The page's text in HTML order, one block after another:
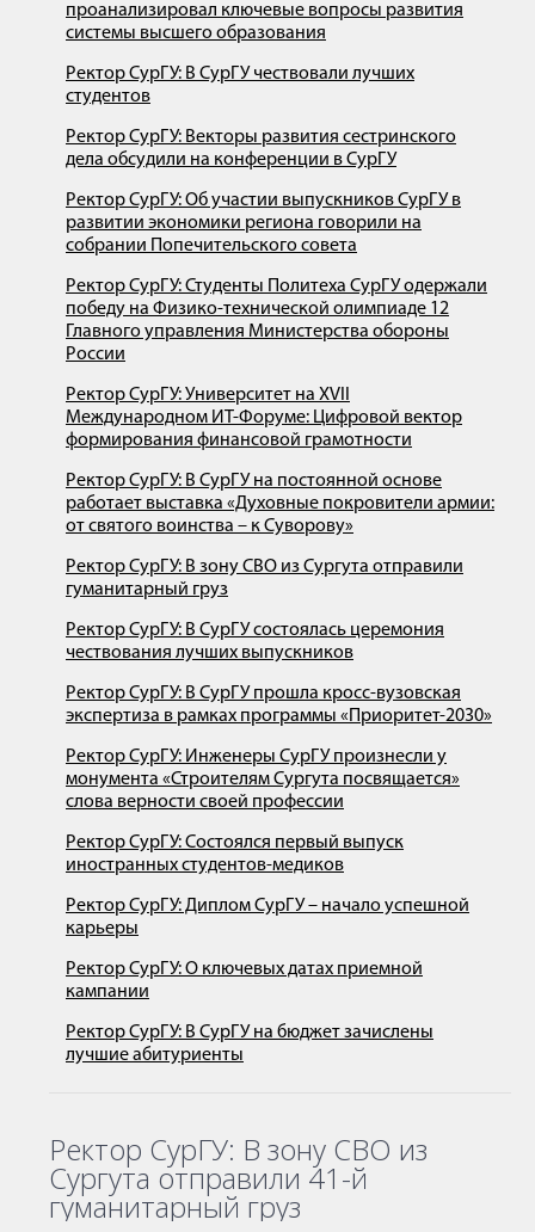
проанализировал ключевые вопросы развития
системы высшего образования
Ректор СурГУ: В СурГУ чествовали лучших
студентов
Ректор СурГУ: Векторы развития сестринского
дела обсудили на конференции в СурГУ
Ректор СурГУ: Об участии выпускников СурГУ в
развитии экономики региона говорили на
собрании Попечительского совета
Ректор СурГУ: Студенты Политеха СурГУ одержали
победу на Физико-технической олимпиаде 12
Главного управления Министерства обороны
России
Ректор СурГУ: Университет на XVII
Международном ИT-Форуме: Цифровой вектор
формирования финансовой грамотности
Ректор СурГУ: В СурГУ на постоянной основе
работает выставка «Духовные покровители армии:
от святого воинства – к Суворову»
Ректор СурГУ: В зону СВО из Сургута отправили
гуманитарный груз
Ректор СурГУ: В СурГУ состоялась церемония
чествования лучших выпускников
Ректор СурГУ: В СурГУ прошла кросс-вузовская
экспертиза в рамках программы «Приоритет-2030»
Ректор СурГУ: Инженеры СурГУ произнесли у
монумента «Строителям Сургута посвящается»
слова верности своей профессии
Ректор СурГУ: Состоялся первый выпуск
иностранных студентов-медиков
Ректор СурГУ: Диплом СурГУ – начало успешной
карьеры
Ректор СурГУ: О ключевых датах приемной
кампании
Ректор СурГУ: В СурГУ на бюджет зачислены
лучшие абитуриенты
Ректор СурГУ: В зону СВО из
Сургута отправили 41-й
гуманитарный груз